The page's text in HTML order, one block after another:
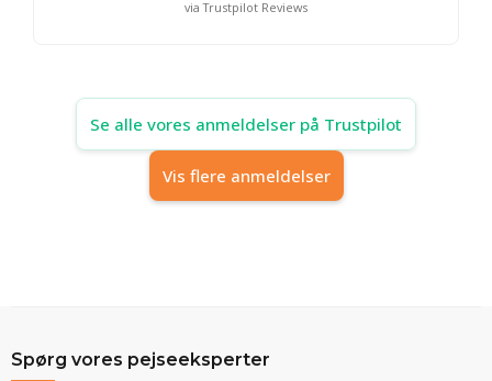
via Trustpilot Reviews
Se alle vores anmeldelser på Trustpilot
Vis flere anmeldelser
Spørg vores pejseeksperter